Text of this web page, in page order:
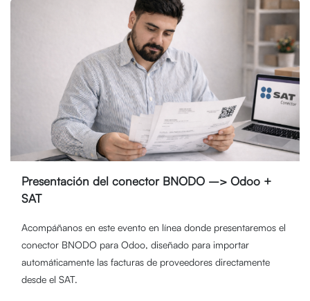
Presentación del conector BNODO –> Odoo +
SAT
Acompáñanos en este evento en línea donde presentaremos el
conector BNODO para Odoo, diseñado para importar
automáticamente las facturas de proveedores directamente
desde el SAT.